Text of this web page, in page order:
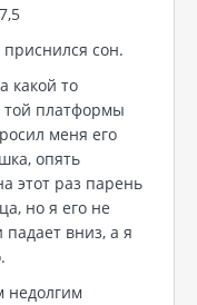
приснился сон.
какой то
платформы
меня его
опять
этот раз парень
но я его не
вниз, а я
недолгим